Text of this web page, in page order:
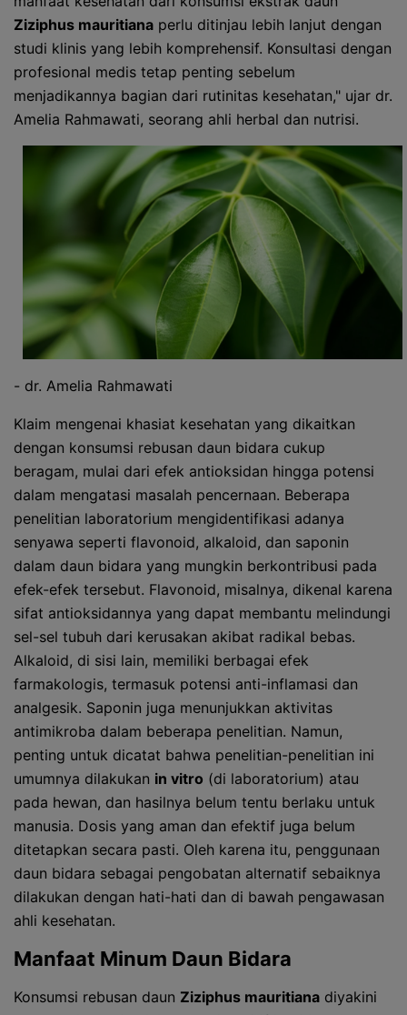
Ziziphus mauritiana perlu ditinjau lebih lanjut dengan
studi klinis yang lebih komprehensif. Konsultasi dengan
profesional medis tetap penting sebelum
menjadikannya bagian dari rutinitas kesehatan," ujar dr.
Amelia Rahmawati, seorang ahli herbal dan nutrisi.
- dr. Amelia Rahmawati
Klaim mengenai khasiat kesehatan yang dikaitkan
dengan konsumsi rebusan daun bidara cukup
beragam, mulai dari efek antioksidan hingga potensi
dalam mengatasi masalah pencernaan. Beberapa
penelitian laboratorium mengidentifikasi adanya
senyawa seperti flavonoid, alkaloid, dan saponin
dalam daun bidara yang mungkin berkontribusi pada
efek-efek tersebut. Flavonoid, misalnya, dikenal karena
sifat antioksidannya yang dapat membantu melindungi
sel-sel tubuh dari kerusakan akibat radikal bebas.
Alkaloid, di sisi lain, memiliki berbagai efek
farmakologis, termasuk potensi anti-inflamasi dan
analgesik. Saponin juga menunjukkan aktivitas
antimikroba dalam beberapa penelitian. Namun,
penting untuk dicatat bahwa penelitian-penelitian ini
umumnya dilakukan in vitro (di laboratorium) atau
pada hewan, dan hasilnya belum tentu berlaku untuk
manusia. Dosis yang aman dan efektif juga belum
ditetapkan secara pasti. Oleh karena itu, penggunaan
daun bidara sebagai pengobatan alternatif sebaiknya
dilakukan dengan hati-hati dan di bawah pengawasan
ahli kesehatan.
Manfaat Minum Daun Bidara
Konsumsi rebusan daun Ziziphus mauritiana diyakini